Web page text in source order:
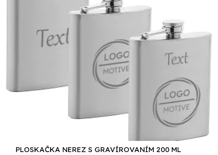
PLOSKAČKA NEREZ S GRAVÍROVANÍM 200 ML